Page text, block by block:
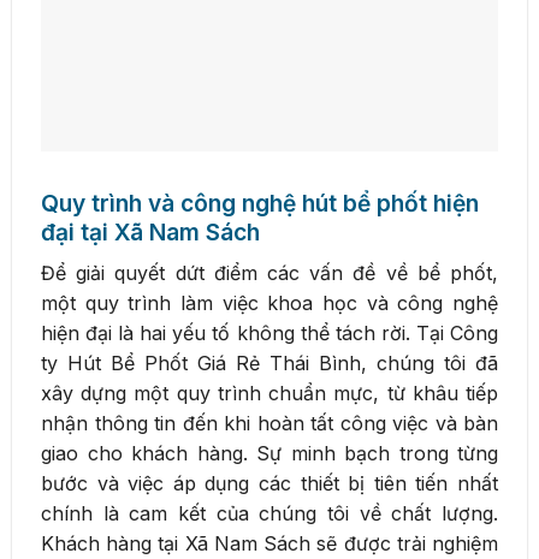
Quy trình và công nghệ hút bể phốt hiện
đại tại Xã Nam Sách
Để giải quyết dứt điểm các vấn đề về bể phốt,
một quy trình làm việc khoa học và công nghệ
hiện đại là hai yếu tố không thể tách rời. Tại Công
ty Hút Bể Phốt Giá Rẻ Thái Bình, chúng tôi đã
xây dựng một quy trình chuẩn mực, từ khâu tiếp
nhận thông tin đến khi hoàn tất công việc và bàn
giao cho khách hàng. Sự minh bạch trong từng
bước và việc áp dụng các thiết bị tiên tiến nhất
chính là cam kết của chúng tôi về chất lượng.
Khách hàng tại Xã Nam Sách sẽ được trải nghiệm